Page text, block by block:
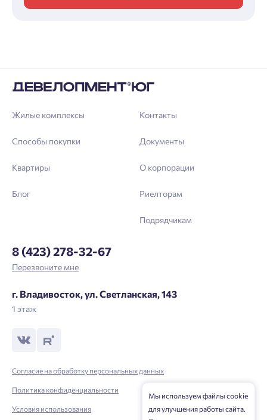
Жилые комплексы
Способы покупки
Квартиры
Блог
Контакты
Документы
О корпорации
Риелторам
Подрядчикам
8 (423) 278-32-67
Перезвоните мне
г. Владивосток, ул. Светланская, 143
1 этаж
Согласие на обработку персональных данных
Политика конфиденциальности
Условия использования
Мы используем файлы cookie
для улучшения работы сайта.